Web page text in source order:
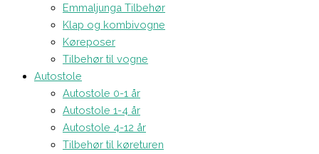
Emmaljunga Tilbehør
Klap og kombivogne
Køreposer
Tilbehør til vogne
Autostole
Autostole 0-1 år
Autostole 1-4 år
Autostole 4-12 år
Tilbehør til køreturen